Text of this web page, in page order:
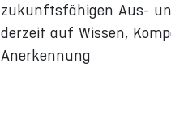
zukunftsfähigen Aus-
derzeit auf Wissen,
Anerkennung